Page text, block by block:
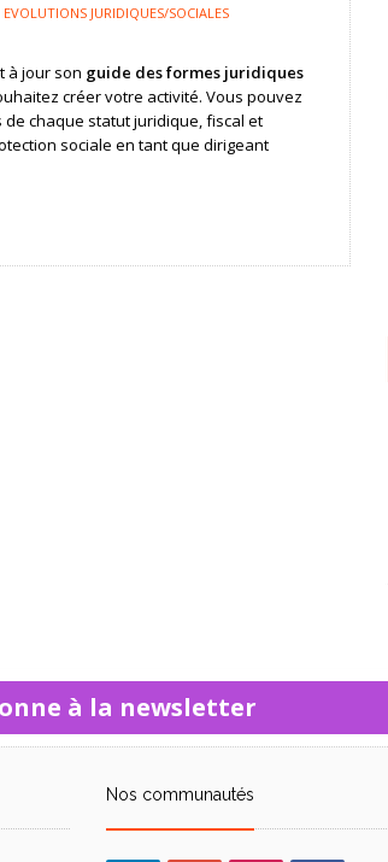
EVOLUTIONS JURIDIQUES/SOCIALES
à jour son guide des formes juridiques
créer votre activité. Vous pouvez
chaque statut juridique, fiscal et
sociale en tant que dirigeant
à la newsletter
Nos communautés